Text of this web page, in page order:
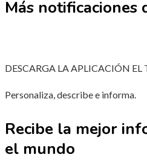
Más notificaciones
DESCARGA LA APLICACIÓN
Personaliza, describe e informa.
Recibe la mejor
el mundo